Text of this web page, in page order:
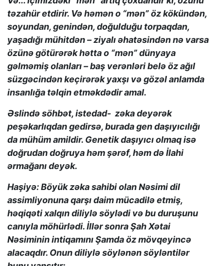
təzahür etdirir. Və həmən o “mən” öz kökündən,
soyundan, genindən, doğulduğu torpaqdan,
yaşadığı mühitdən – ziyalı əhatəsindən nə varsa
özünə götürərək hətta o “mən” dünyaya
gəlməmiş olanları – baş verənləri belə öz ağıl
süzgəcindən keçirərək yaxşı və gözəl anlamda
insanlığa təlqin etməkdədir amal.
Əslində söhbət, istedad- zəka deyərək
peşəkarlıqdan gedirsə, burada gen daşıyıcılığı
da mühüm amildir. Genetik daşıyıcı olmaq isə
doğrudan doğruya həm şərəf, həm də İlahi
ərmağanı deyək.
Haşiyə: Böyük zəka sahibi olan Nəsimi dil
assimliyonuna qarşı daim mücadilə etmiş,
həqiqəti xalqın diliylə söylədi və bu duruşunu
canıyla möhürlədi. İllər sonra Şah Xətai
Nəsiminin intiqamını Şamda öz mövqeyincə
alacaqdır. Onun diliylə söylənən söyləntilər